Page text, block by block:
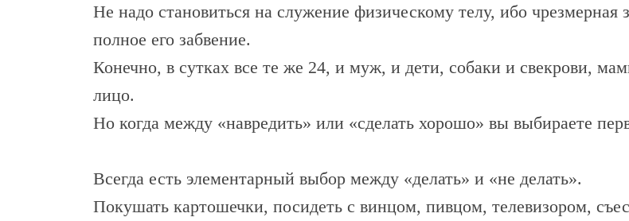
Не надо становиться на служение физическому телу, ибо
полное его забвение.
Конечно, в сутках все те же 24, и муж, и дети, собаки и свекрови,
лицо.
Но когда между «навредить» или «сделать хорошо» вы выбираете
Всегда есть элементарный выбор между «делать» и «не делать».
Покушать картошечки, посидеть с винцом, пивцом, телевизором,